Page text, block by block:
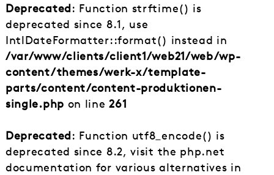
Deprecated: Function strftime() is
deprecated since 8.1, use
IntlDateFormatter::format() instead in
/var/www/clients/client1/web21/web/wp-
content/themes/werk-x/template-
parts/content/content-produktionen-
single.php on line261
Deprecated: Function utf8_encode() is
deprecated since 8.2, visit the php.net
documentation for various alternatives in